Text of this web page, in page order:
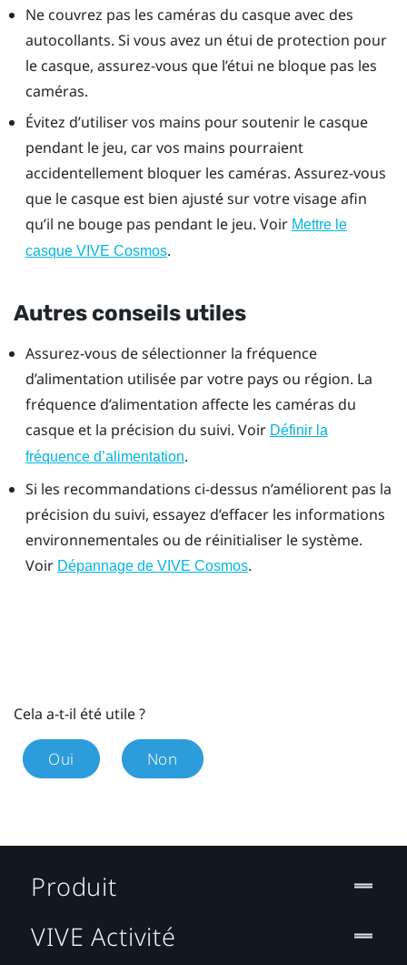
Ne couvrez pas les caméras du casque avec des
autocollants. Si vous avez un étui de protection pour
le casque, assurez-vous que l’étui ne bloque pas les
caméras.
Évitez d’utiliser vos mains pour soutenir le casque
pendant le jeu, car vos mains pourraient
accidentellement bloquer les caméras. Assurez-vous
que le casque est bien ajusté sur votre visage afin
qu’il ne bouge pas pendant le jeu. Voir Mettre le
casque VIVE Cosmos.
Autres conseils utiles
Assurez-vous de sélectionner la fréquence
d’alimentation utilisée par votre pays ou région. La
fréquence d’alimentation affecte les caméras du
casque et la précision du suivi. Voir Définir la
fréquence d’alimentation.
Si les recommandations ci-dessus n’améliorent pas la
précision du suivi, essayez d’effacer les informations
environnementales ou de réinitialiser le système.
Voir Dépannage de VIVE Cosmos.
Cela a-t-il été utile ?
Oui Non
Produit
VIVE Activité